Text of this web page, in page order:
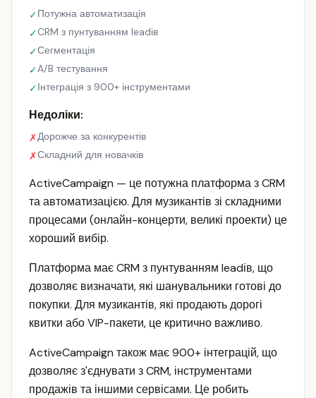
✓Потужна автоматизація
✓CRM з пунтуванням leadів
✓Сегментація
✓A/B тестування
✓Інтеграція з 900+ інструментами
Недоліки:
✗Дорожче за конкурентів
✗Складний для новачків
ActiveCampaign — це потужна платформа з CRM
та автоматизацією. Для музикантів зі складними
процесами (онлайн-концерти, великі проекти) це
хороший вибір.
Платформа має CRM з пунтуванням leadів, що
дозволяє визначати, які шанувальники готові до
покупки. Для музикантів, які продають дорогі
квитки або VIP-пакети, це критично важливо.
ActiveCampaign також має 900+ інтеграцій, що
дозволяє з'єднувати з CRM, інструментами
продажів та іншими сервісами. Це робить